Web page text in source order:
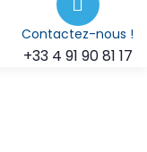
Contactez-nous !
+33 4 91 90 81 17